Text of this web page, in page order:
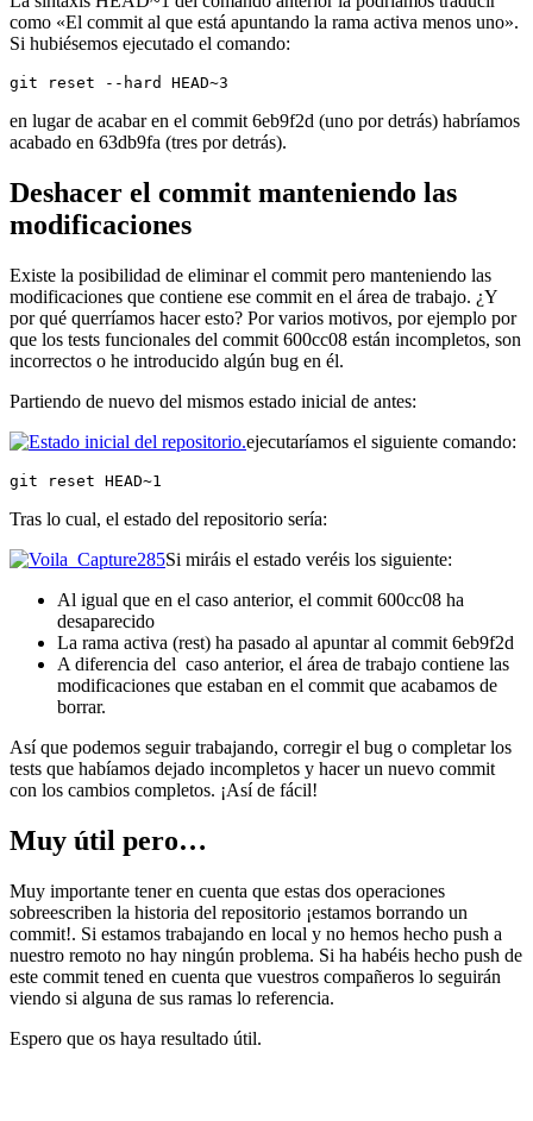
como «El commit al que está apuntando la rama activa menos uno».
Si hubiésemos ejecutado el comando:
git reset --hard HEAD~3
en lugar de acabar en el commit 6eb9f2d (uno por detrás) habríamos
acabado en 63db9fa (tres por detrás).
Deshacer el commit manteniendo las
modificaciones
Existe la posibilidad de eliminar el commit pero manteniendo las
modificaciones que contiene ese commit en el área de trabajo. ¿Y
por qué querríamos hacer esto? Por varios motivos, por ejemplo por
que los tests funcionales del commit 600cc08 están incompletos, son
incorrectos o he introducido algún bug en él.
Partiendo de nuevo del mismos estado inicial de antes:
ejecutaríamos el siguiente comando:
git reset HEAD~1
Tras lo cual, el estado del repositorio sería:
Si miráis el estado veréis los siguiente:
Al igual que en el caso anterior, el commit 600cc08 ha
desaparecido
La rama activa (rest) ha pasado al apuntar al commit 6eb9f2d
A diferencia del caso anterior, el área de trabajo contiene las
modificaciones que estaban en el commit que acabamos de
borrar.
Así que podemos seguir trabajando, corregir el bug o completar los
tests que habíamos dejado incompletos y hacer un nuevo commit
con los cambios completos. ¡Así de fácil!
Muy útil pero…
Muy importante tener en cuenta que estas dos operaciones
sobreescriben la historia del repositorio ¡estamos borrando un
commit!. Si estamos trabajando en local y no hemos hecho push a
nuestro remoto no hay ningún problema. Si ha habéis hecho push de
este commit tened en cuenta que vuestros compañeros lo seguirán
viendo si alguna de sus ramas lo referencia.
Espero que os haya resultado útil.